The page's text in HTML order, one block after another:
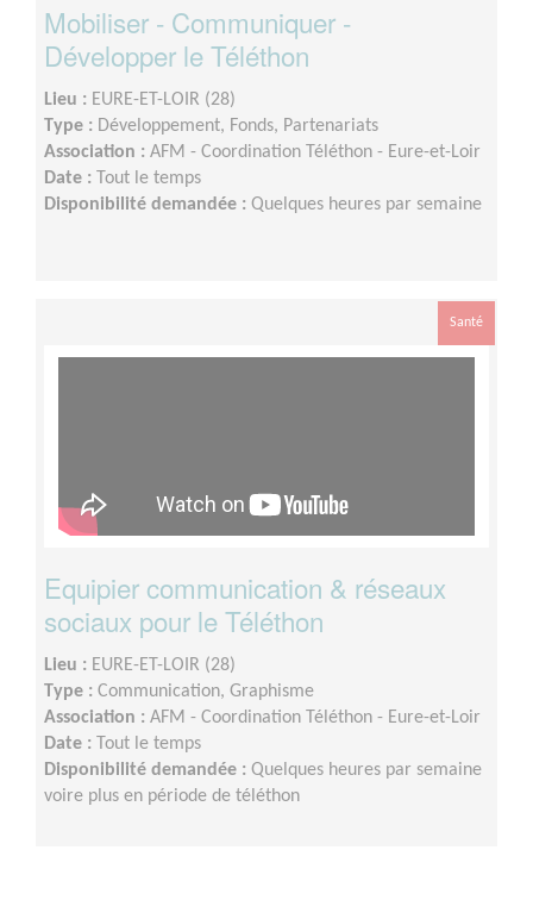
Mobiliser - Communiquer -
Développer le Téléthon
Lieu : EURE-ET-LOIR (28)
Type : Développement, Fonds, Partenariats
Association : AFM - Coordination Téléthon - Eure-et-Loir
Date :
Tout le temps
Disponibilité demandée : Quelques heures par semaine
Santé
Equipier communication & réseaux
sociaux pour le Téléthon
Lieu : EURE-ET-LOIR (28)
Type : Communication, Graphisme
Association : AFM - Coordination Téléthon - Eure-et-Loir
Date :
Tout le temps
Disponibilité demandée : Quelques heures par semaine
voire plus en période de téléthon